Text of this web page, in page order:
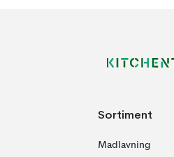
Sortiment
Madlavning